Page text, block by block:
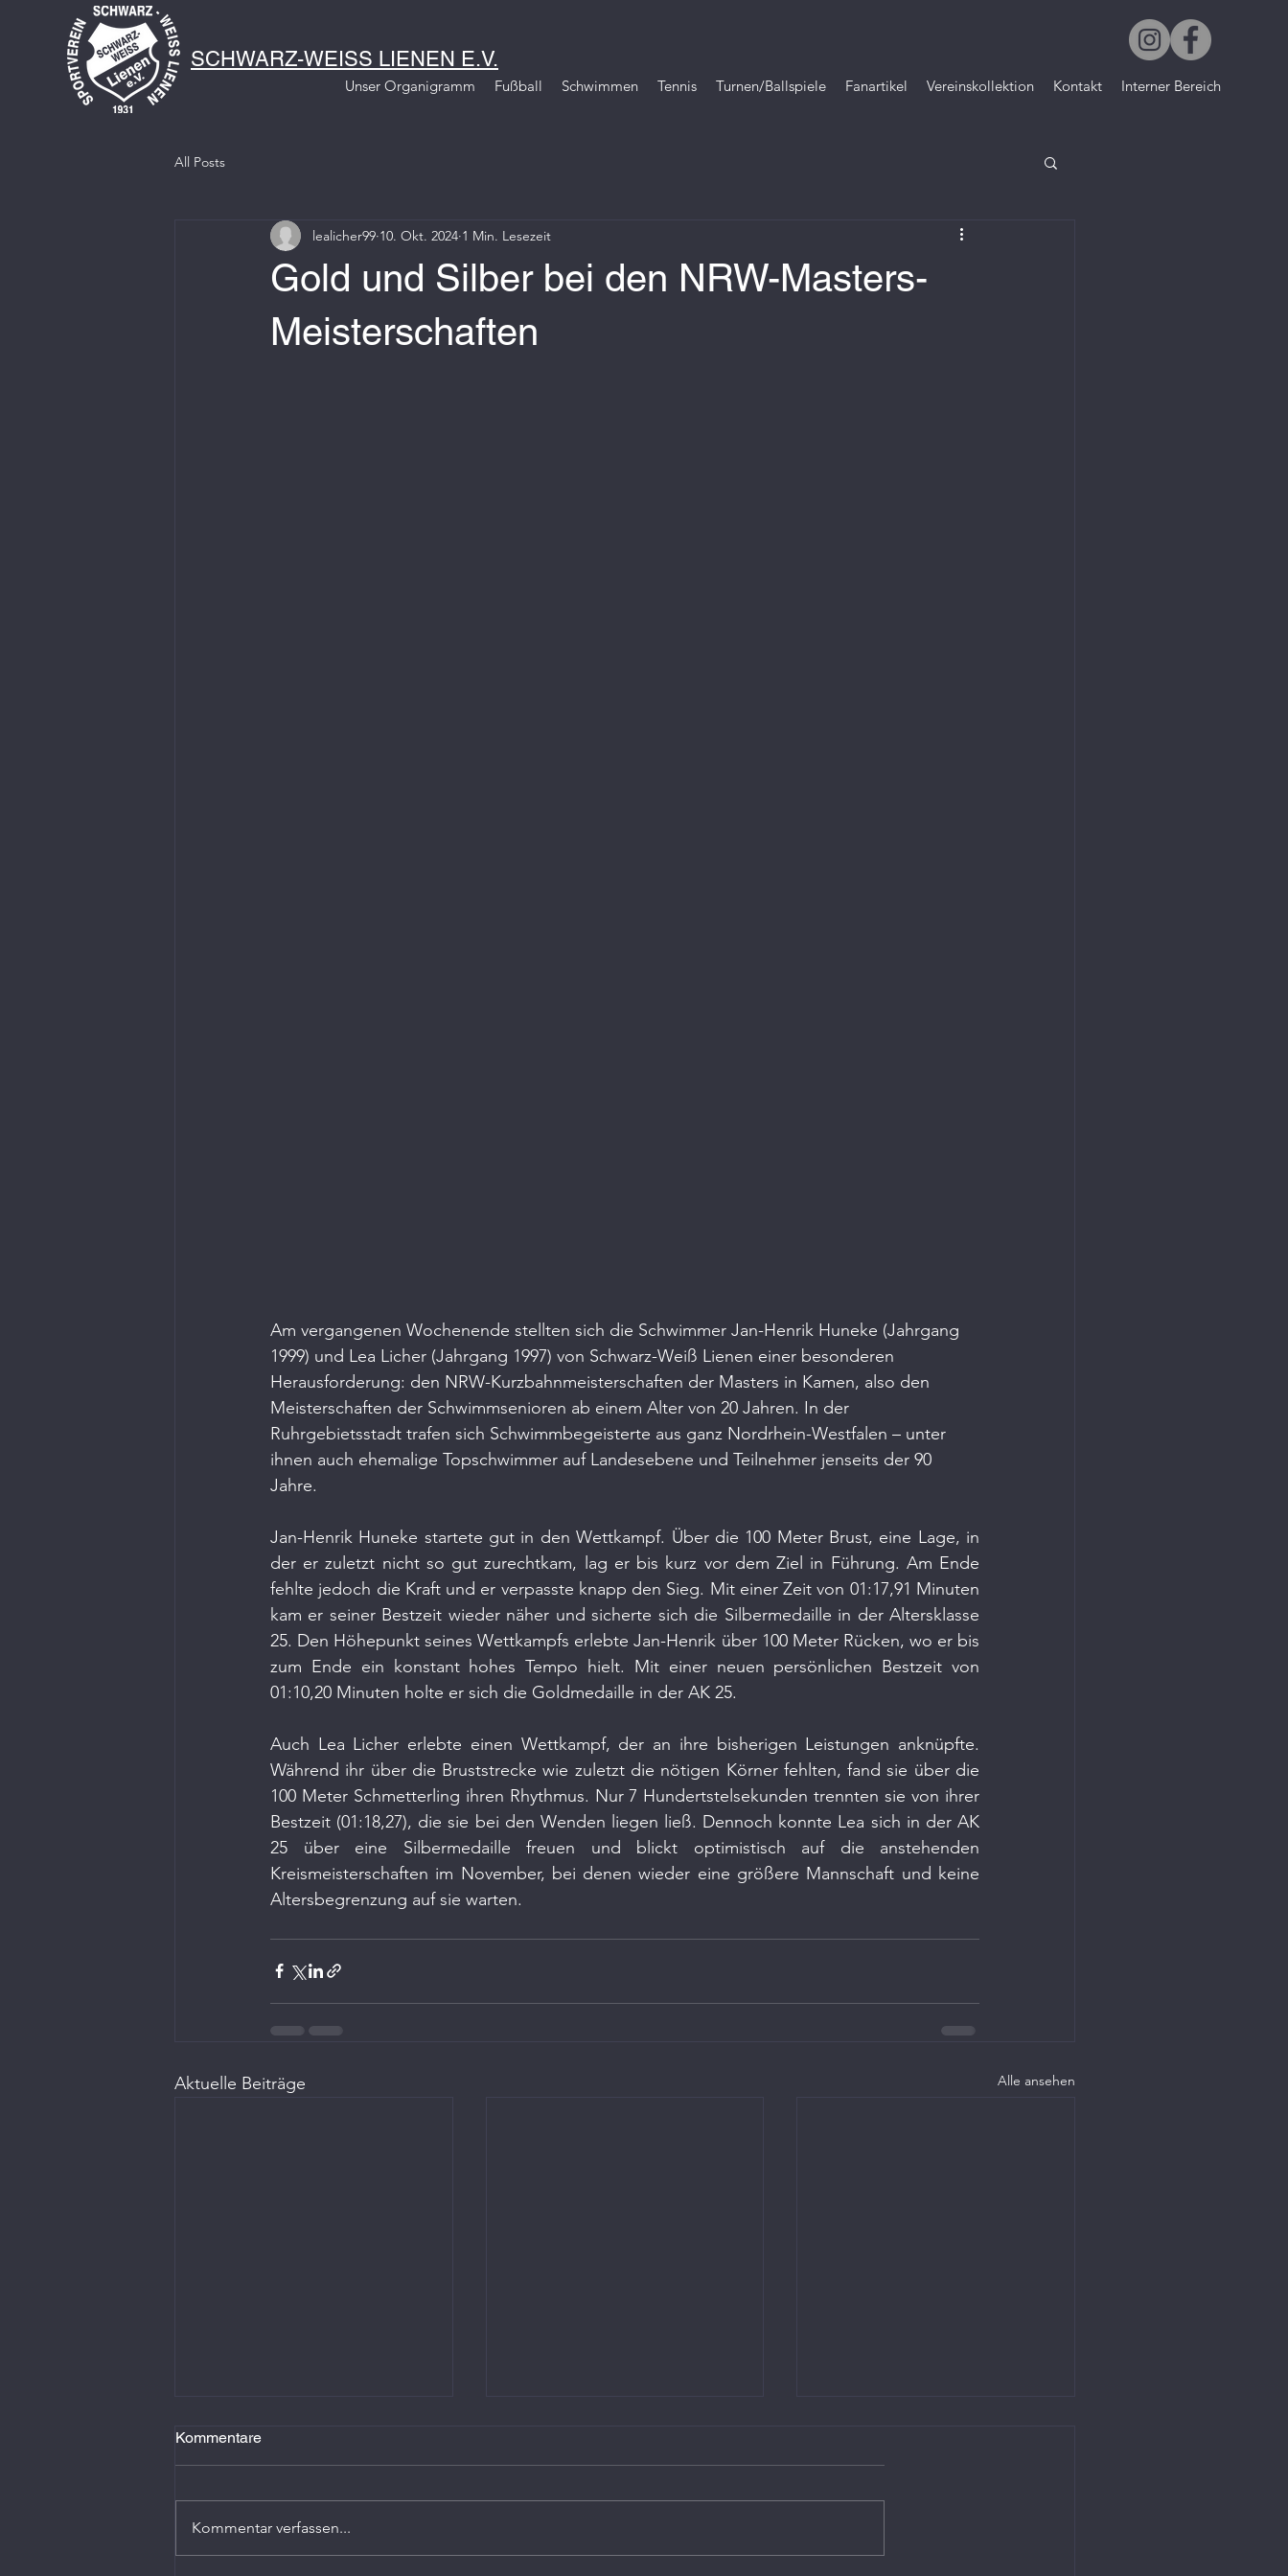
SCHWARZ-WEISS LIENEN E.V.
Unser Organigramm Fußball Schwimmen Tennis Turnen/Ballspiele Fanartikel Vereinskollektion Kontakt Interner Bereich
All Posts
Gold und Silber bei den NRW-Masters-
Meisterschaften
lealicher99 10. Okt. 2024 1 Min. Lesezeit
Am vergangenen Wochenende stellten sich die Schwimmer Jan-Henrik Huneke (Jahrgang
1999) und Lea Licher (Jahrgang 1997) von Schwarz-Weiß Lienen einer besonderen
Herausforderung: den NRW-Kurzbahnmeisterschaften der Masters in Kamen, also den
Meisterschaften der Schwimmsenioren ab einem Alter von 20 Jahren. In der
Ruhrgebietsstadt trafen sich Schwimmbegeisterte aus ganz Nordrhein-Westfalen – unter
ihnen auch ehemalige Topschwimmer auf Landesebene und Teilnehmer jenseits der 90
Jahre.
Jan-Henrik Huneke startete gut in den Wettkampf. Über die 100 Meter Brust, eine Lage, in
der er zuletzt nicht so gut zurechtkam, lag er bis kurz vor dem Ziel in Führung. Am Ende
fehlte jedoch die Kraft und er verpasste knapp den Sieg. Mit einer Zeit von 01:17,91 Minuten
kam er seiner Bestzeit wieder näher und sicherte sich die Silbermedaille in der Altersklasse
25. Den Höhepunkt seines Wettkampfs erlebte Jan-Henrik über 100 Meter Rücken, wo er bis
zum Ende ein konstant hohes Tempo hielt. Mit einer neuen persönlichen Bestzeit von
01:10,20 Minuten holte er sich die Goldmedaille in der AK 25.
Auch Lea Licher erlebte einen Wettkampf, der an ihre bisherigen Leistungen anknüpfte.
Während ihr über die Bruststrecke wie zuletzt die nötigen Körner fehlten, fand sie über die
100 Meter Schmetterling ihren Rhythmus. Nur 7 Hundertstelsekunden trennten sie von ihrer
Bestzeit (01:18,27), die sie bei den Wenden liegen ließ. Dennoch konnte Lea sich in der AK
25 über eine Silbermedaille freuen und blickt optimistisch auf die anstehenden
Kreismeisterschaften im November, bei denen wieder eine größere Mannschaft und keine
Altersbegrenzung auf sie warten.
Aktuelle Beiträge Alle ansehen
Kommentare
Kommentar verfassen...